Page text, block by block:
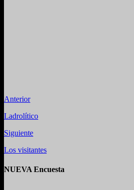
Anterior
Ladrolítico
Siguiente
Los visitantes
NUEVA Encuesta